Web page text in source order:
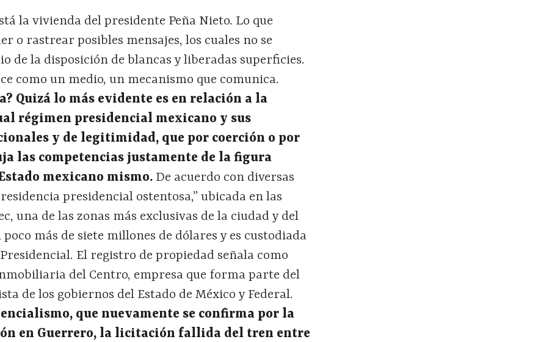
la vivienda del presidente Peña Nieto. Lo que
o rastrear posibles mensajes, los cuales no se
de la disposición de blancas y liberadas superficies.
como un medio, un mecanismo que comunica.
Quizá lo más evidente es en relación a la
régimen presidencial mexicano y sus
y de legitimidad, que por coerción o por
las competencias justamente de la figura
mexicano mismo. De acuerdo con diversas
presidencial ostentosa,” ubicada en las
una de las zonas más exclusivas de la ciudad y del
más de siete millones de dólares y es custodiada
El registro de propiedad señala como
del Centro, empresa que forma parte del
de los gobiernos del Estado de México y Federal.
que nuevamente se confirma por la
ón en Guerrero, la licitación fallida del tren entre